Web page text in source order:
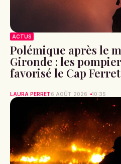
ACTUS
Polémique après le
Gironde : les
favorisé le Cap Ferret
LAURA PERRET6 AOÛT 2026 10:35